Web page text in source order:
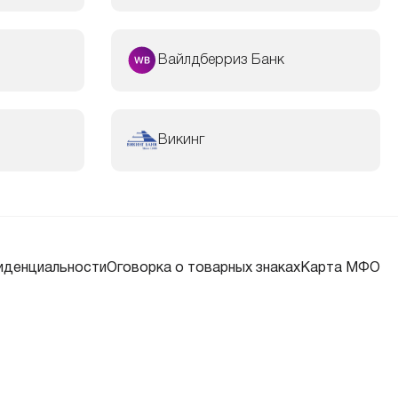
Вайлдберриз Банк
Викинг
Оговорка о товарных знаках Карта МФО